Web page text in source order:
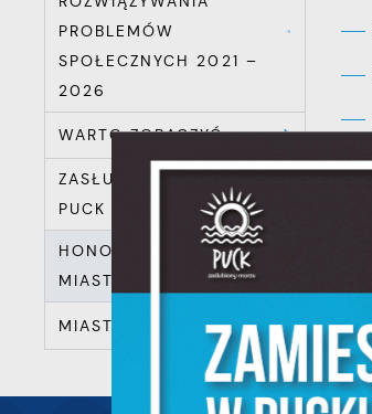
PROBLEMÓW
SPOŁECZNYCH 2021 –
2026
WARTO ZOBACZYĆ
ZASŁUŻENI DLA MIASTA
PUCK
HONOROWI OBYWATELE
MIASTA
MIASTA PARTNERSKIE